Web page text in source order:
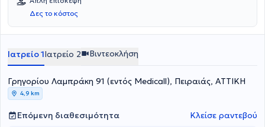
Δες το κόστος
Ιατρείο 1Ιατρείο 2 Βιντεοκλήση
Γρηγορίου Λαμπράκη 91 (εντός Medicall), Πειραιάς, ΑΤΤΙΚΗ
4,9 km
Επόμενη διαθεσιμότητα Κλείσε ραντεβού